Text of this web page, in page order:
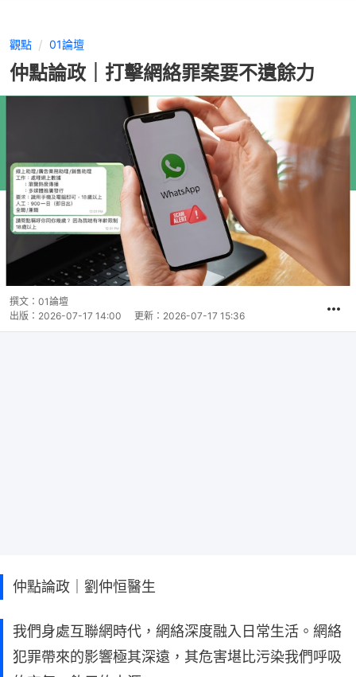
觀點 01論壇
仲點論政｜打擊網絡罪案要不遺餘力
撰文： 01論壇
出版： 2026-07-17 14:00 更新： 2026-07-17 15:36
仲點論政｜劉仲恒醫生
我們身處互聯網時代，網絡深度融入日常生活。網絡
犯罪帶來的影響極其深遠，其危害堪比污染我們呼吸